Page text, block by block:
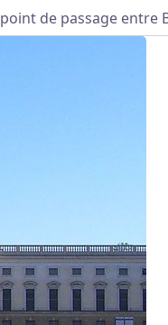
de passage entre